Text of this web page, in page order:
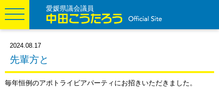
愛媛県議会議員
2024.08.17
先輩方と
毎年恒例のアポトライビアパーティにお招きいただきました。